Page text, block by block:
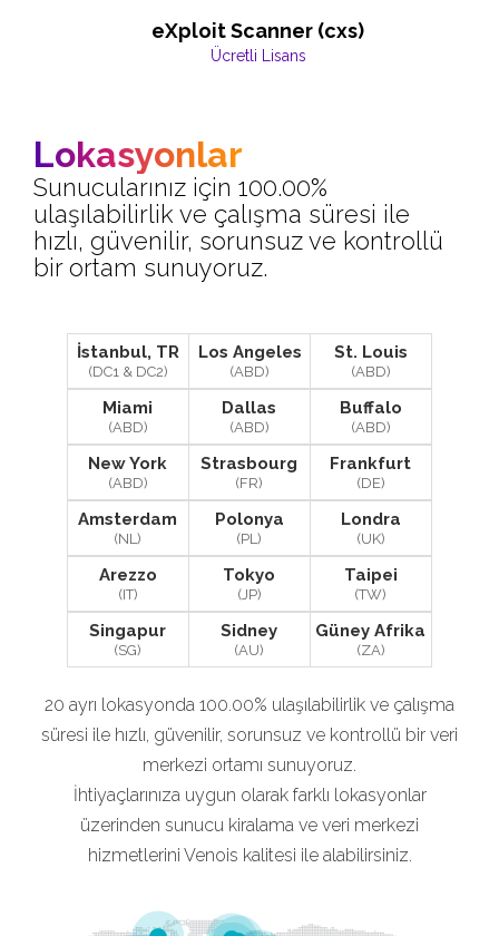
eXploit Scanner (cxs)
Ücretli Lisans
Lokasyonlar
Sunucularınız için 100.00%
ulaşılabilirlik ve çalışma süresi ile
hızlı, güvenilir, sorunsuz ve kontrollü
bir ortam sunuyoruz.
İstanbul, TR
(DC1 & DC2)
Los Angeles
(ABD)
St. Louis
(ABD)
Miami
(ABD)
Dallas
(ABD)
Buffalo
(ABD)
New York
(ABD)
Strasbourg
(FR)
Frankfurt
(DE)
Amsterdam
(NL)
Polonya
(PL)
Londra
(UK)
Arezzo
(IT)
Tokyo
(JP)
Taipei
(TW)
Singapur
(SG)
Sidney
(AU)
Güney Afrika
(ZA)
20 ayrı lokasyonda 100.00% ulaşılabilirlik ve çalışma
süresi ile hızlı, güvenilir, sorunsuz ve kontrollü bir veri
merkezi ortamı sunuyoruz.
İhtiyaçlarınıza uygun olarak farklı lokasyonlar
üzerinden sunucu kiralama ve veri merkezi
hizmetlerini Venois kalitesi ile alabilirsiniz.